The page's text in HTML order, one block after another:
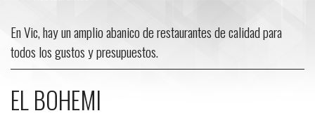
En Vic, hay un amplio abanico de restaurantes de calidad para
todos los gustos y presupuestos.
EL BOHEMI